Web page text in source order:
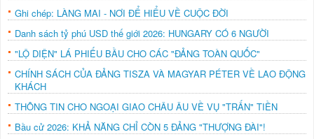
Ghi chép: LÀNG MAI - NƠI ĐỂ HIỂU VỀ CUỘC ĐỜI
Danh sách tỷ phú USD thế giới 2026: HUNGARY CÓ 6 NGƯỜI
"LỘ DIỆN" LÁ PHIẾU BẦU CHO CÁC "ĐẢNG TOÀN QUỐC"
CHÍNH SÁCH CỦA ĐẢNG TISZA VÀ MAGYAR PÉTER VỀ LAO ĐỘNG
KHÁCH
THÔNG TIN CHO NGOẠI GIAO CHÂU ÂU VỀ VỤ "TRẤN" TIỀN
Bầu cử 2026: KHẢ NĂNG CHỈ CÒN 5 ĐẢNG "THƯỢNG ĐÀI"!